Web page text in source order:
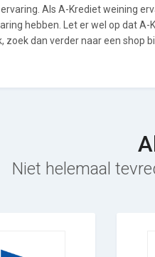
Als A-Krediet weining
hebben. Let er wel op dat
zoek dan verder naar een shop
Niet helemaal